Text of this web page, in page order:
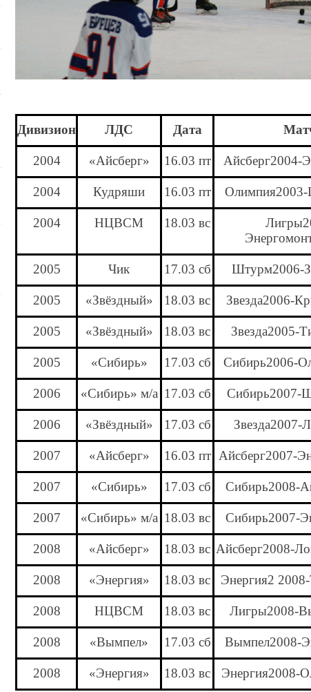
Дивизион ЛДС Дата
2004 «Айсберг» 16.03 пт Айсберг2004-
2004 Кудряши 16.03 пт
2004 НЦВСМ 18.03 вс
2005 Чик 17.03 сб Штурм2006-
2005 «Звёздный» 18.03 вс Звезда2006-
2005 «Звёздный» 18.03 вс Звезда2005-
2005 «Сибирь» 17.03 сб Сибирь2006-
2006 «Сибирь» м/а 17.03 сб Сибирь2007-
2006 «Звёздный» 17.03 сб Звезда2007-
2007 «Айсберг» 16.03 пт Айсберг2007-
2007 «Сибирь» 17.03 сб Сибирь2008-
2007 «Сибирь» м/а 18.03 вс Сибирь2007-
2008 «Айсберг» 18.03 вс Айсберг2008-
2008 «Энергия» 18.03 вс Энергия2
2008 НЦВСМ 18.03 вс Лигры2008-
2008 «Вымпел» 17.03 сб Вымпел2008-
2008 «Энергия» 18.03 вс Энергия2008-